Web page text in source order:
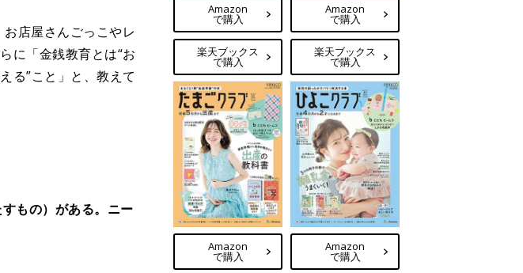
店屋さんごっこやレ
に「金銭教育とは“お
る”こと」と、教えて
もの）がある。ニー
Amazon
で購入
楽天ブックス
で購入
Amazon
で購入
楽天ブックス
で購入
Amazon
で購入
Amazon
で購入